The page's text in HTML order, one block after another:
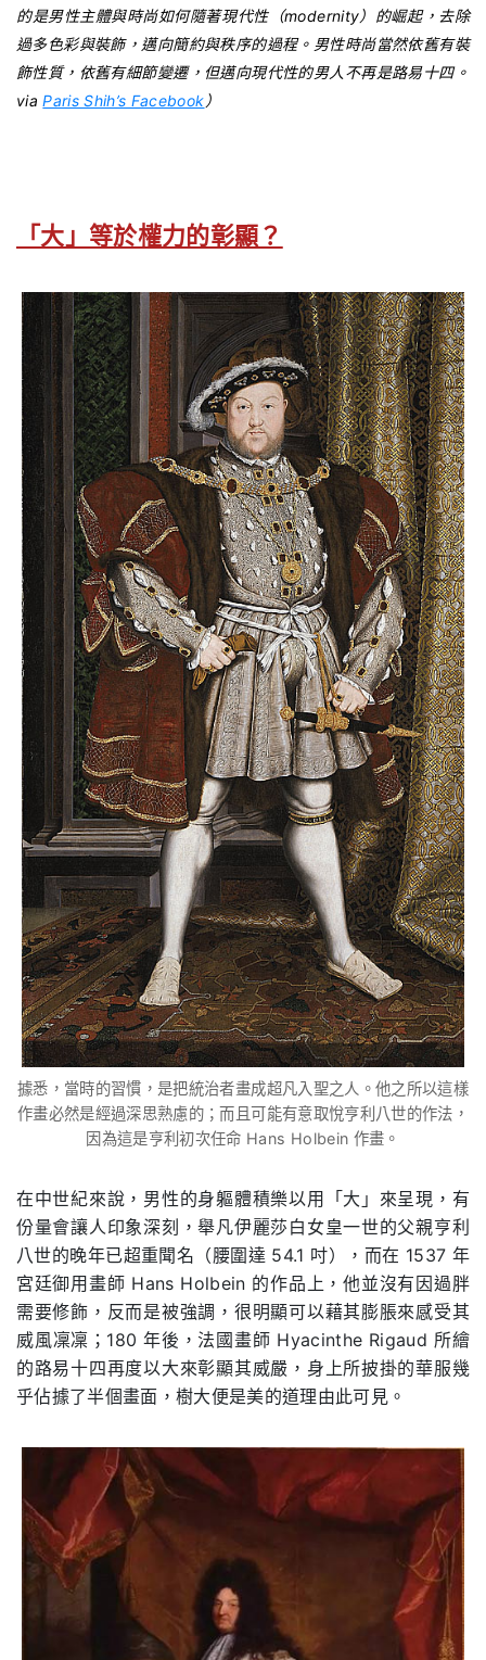
的是男性主體與時尚如何隨著現代性（modernity）的崛起，去除
過多色彩與裝飾，邁向簡約與秩序的過程。男性時尚當然依舊有裝
飾性質，依舊有細節變遷，但邁向現代性的男人不再是路易十四。
viaParis Shih’s Facebook）
「大」等於權力的彰顯？
據悉，當時的習慣，是把統治者畫成超凡入聖之人。他之所以這樣
作畫必然是經過深思熟慮的；而且可能有意取悅亨利八世的作法，
因為這是亨利初次任命 Hans Holbein 作畫。
在中世紀來說，男性的身軀體積樂以用「大」來呈現，有
份量會讓人印象深刻，舉凡伊麗莎白女皇一世的父親亨利
八世的晚年已超重聞名（腰圍達 54.1 吋），而在 1537 年
宮廷御用畫師 Hans Holbein 的作品上，他並沒有因過胖
需要修飾，反而是被強調，很明顯可以藉其膨脹來感受其
威風凜凜；180 年後，法國畫師 Hyacinthe Rigaud 所繪
的路易十四再度以大來彰顯其威嚴，身上所披掛的華服幾
乎佔據了半個畫面，樹大便是美的道理由此可見。